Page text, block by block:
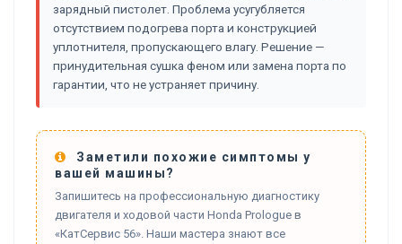
зарядный пистолет. Проблема усугубляется
отсутствием подогрева порта и конструкцией
уплотнителя, пропускающего влагу. Решение —
принудительная сушка феном или замена порта по
гарантии, что не устраняет причину.
Заметили похожие симптомы у
вашей машины?
Запишитесь на профессиональную диагностику
двигателя и ходовой части Honda Prologue в
«КатСервис 56». Наши мастера знают все